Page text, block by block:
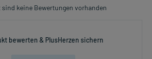
keine Bewertungen vorhanden
bewerten & PlusHerzen sichern